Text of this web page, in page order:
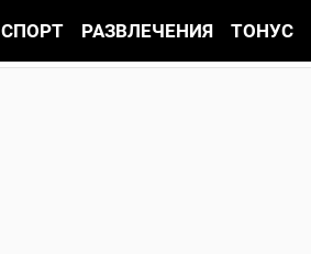
СПОРТ РАЗВЛЕЧЕНИЯ ТОНУС